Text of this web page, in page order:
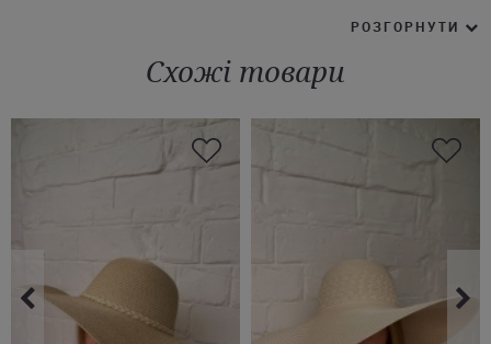
* На тулії є шильд з логотипом бренду.
* Капелюх Сіфолі компактно складається, що зручно у
подорожах.
* Натуральний відтінок рафії надає виробу універсальності -
панама чудово поєднується з купальником, легким сарафаном
або пляжним комбінезоном.
Купити бежеву або чорну панаму Seafolly ви можете на сайті
РОЗГОРНУТИ
Схожі товари